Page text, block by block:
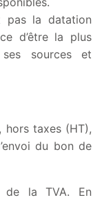
pas la datation
d’être la plus
sources et
hors taxes (HT),
du bon de
de la TVA. En